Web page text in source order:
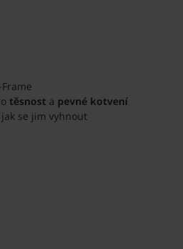
těsnost a pevné kotvení
se jim vyhnout